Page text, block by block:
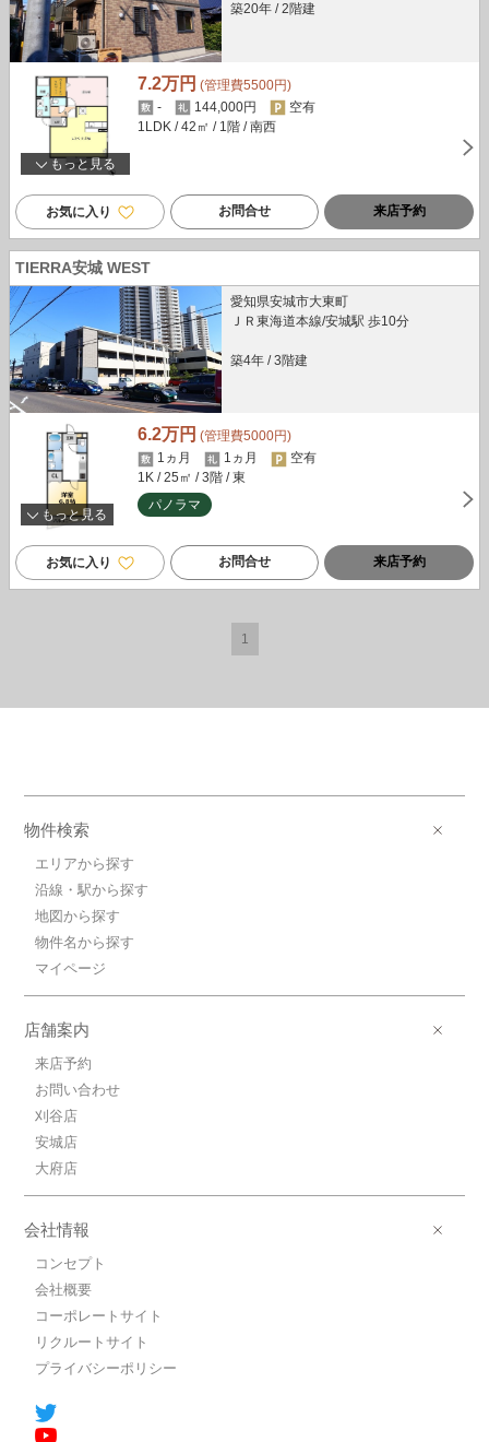
築20年 / 2階建
もっと見る
7.2万円 (管理費5500円)
-
144,000円
空有
1LDK / 42㎡ / 1階 / 南西
お気に入り お問合せ 来店予約
TIERRA安城 WEST
愛知県安城市大東町
ＪＲ東海道本線/安城駅 歩10分
築4年 / 3階建
もっと見る
6.2万円 (管理費5000円)
1ヵ月
1ヵ月
空有
1K / 25㎡ / 3階 / 東
パノラマ
お気に入り お問合せ 来店予約
1
物件検索
エリアから探す
沿線・駅から探す
地図から探す
物件名から探す
マイページ
店舗案内
来店予約
お問い合わせ
刈谷店
安城店
大府店
会社情報
コンセプト
会社概要
コーポレートサイト
リクルートサイト
プライバシーポリシー